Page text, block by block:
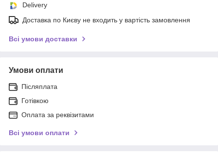
Delivery
Доставка по Києву не входить у вартість замовлення
Всі умови доставки
Умови оплати
Післяплата
Готівкою
Оплата за реквізитами
Всі умови оплати